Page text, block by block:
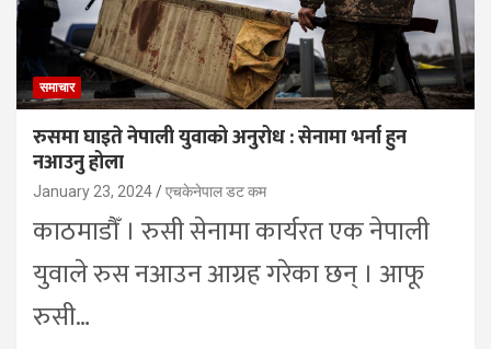
समाचार
रुसमा घाइते नेपाली युवाको अनुरोध : सेनामा भर्ना हुन
नआउनु होला
January 23, 2024 एचकेनेपाल डट कम
काठमाडौँ । रुसी सेनामा कार्यरत एक नेपाली
युवाले रुस नआउन आग्रह गरेका छन् । आफू
रुसी…